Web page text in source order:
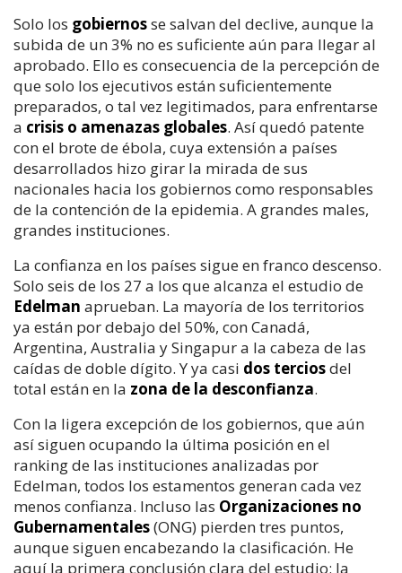
Solo los gobiernosse salvan del declive, aunque la
subida de un 3% no es suficiente aún para llegar al
aprobado. Ello es consecuencia de la percepción de
que solo los ejecutivos están suficientemente
preparados, o tal vez legitimados, para enfrentarse
a crisis o amenazas globales. Así quedó patente
con el brote de ébola, cuya extensión a países
desarrollados hizo girar la mirada de sus
nacionales hacia los gobiernos como responsables
de la contención de la epidemia. A grandes males,
grandes instituciones.
La confianza en los países sigue en franco descenso.
Solo seis de los 27 a los que alcanza el estudio de
Edelman aprueban. La mayoría de los territorios
ya están por debajo del 50%, con Canadá,
Argentina, Australia y Singapur a la cabeza de las
caídas de doble dígito. Y ya casi dos terciosdel
total están en la zona de la desconfianza.
Con la ligera excepción de los gobiernos, que aún
así siguen ocupando la última posición en el
ranking de las instituciones analizadas por
Edelman, todos los estamentos generan cada vez
menos confianza. Incluso las Organizaciones no
Gubernamentales(ONG) pierden tres puntos,
aunque siguen encabezando la clasificación. He
aquí la primera conclusión clara del estudio: la